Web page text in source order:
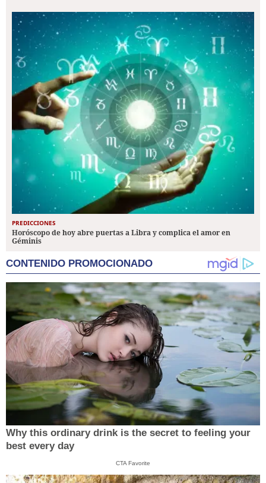
PREDICCIONES
Horóscopo de hoy abre puertas a Libra y complica el amor en
Géminis
CONTENIDO PROMOCIONADO
Why this ordinary drink is the secret to feeling your
best every day
CTA Favorite